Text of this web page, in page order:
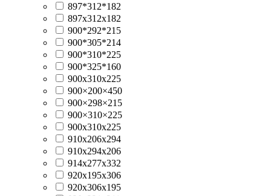
897*312*182
897x312x182
900*292*215
900*305*214
900*310*225
900*325*160
900x310x225
900×200×450
900×298×215
900×310×225
900х310х225
910x206x294
910x294x206
914х277x332
920x195x306
920x306x195